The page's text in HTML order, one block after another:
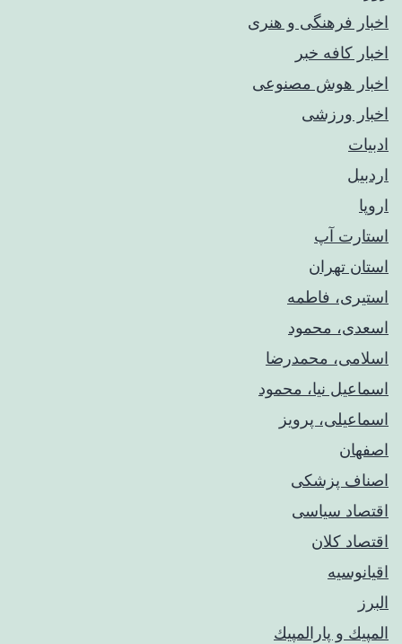
اخبار فرهنگی و هنری
اخبار کافه خبر
اخبار هوش مصنوعی
اخبار ورزشی
ادبیات
اردبیل
اروپا
استارت آپ
استان تهران
استیری، فاطمه
اسعدی، محمود
اسلامی، محمدرضا
اسماعیل نیا، محمود
اسماعیلی، پرویز
اصفهان
اصناف پزشکی
اقتصاد سیاسی
اقتصاد کلان
اقیانوسیه
البرز
المپيك و پارالمپيك